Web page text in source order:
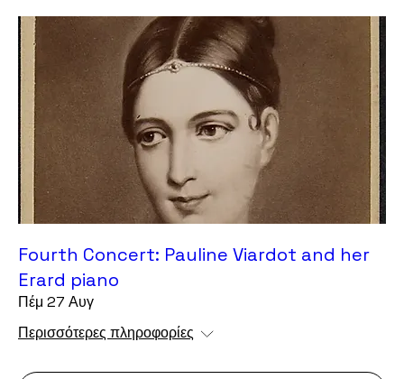
Fourth Concert: Pauline Viardot and her
Erard piano
Πέμ 27 Αυγ
Περισσότερες πληροφορίες